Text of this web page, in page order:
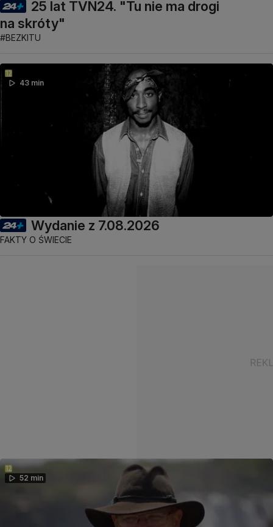
25 lat TVN24. "Tu nie ma drogi
na skróty"
#BEZKITU
43 min
Wydanie z 7.08.2026
FAKTY O ŚWIECIE
52 min